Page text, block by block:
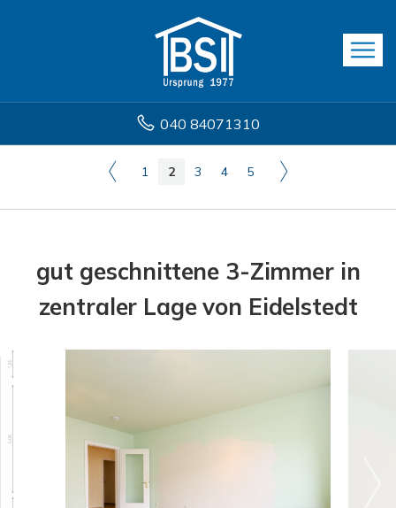
040 84071310
1 2 3 4 5
gut geschnittene 3-Zimmer in
zentraler Lage von Eidelstedt